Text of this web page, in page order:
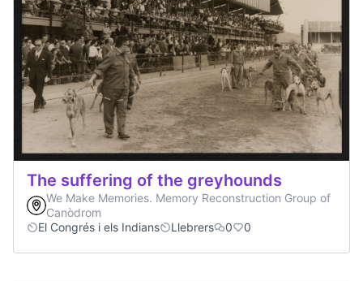
The suffering of the greyhounds
We Make Memories. Memory Reconstruction Group of
Canòdrom
El Congrés i els Indians
Llebrers 0 0